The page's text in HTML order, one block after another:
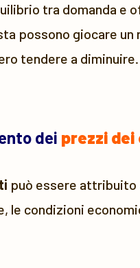
tra domanda e
possono giocare
tendere a diminuire.
dei prezzi
può essere attribuito
le condizioni